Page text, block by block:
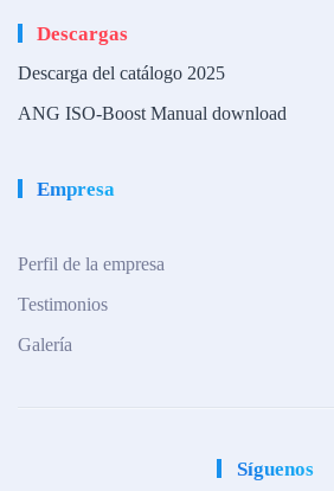
Descargas
Descarga del catálogo 2025
ANG ISO-Boost Manual download
Empresa
Perfil de la empresa
Testimonios
Galería
Síguenos